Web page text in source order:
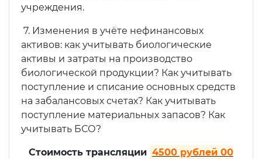
учреждения.
7. Изменения в учёте нефинансовых
активов: как учитывать биологические
активы и затраты на производство
биологической продукции? Как учитывать
поступление и списание основных средств
на забалансовых счетах? Как учитывать
поступление материальных запасов? Как
учитывать БСО?
Стоимость трансляции 4500 рублей 00